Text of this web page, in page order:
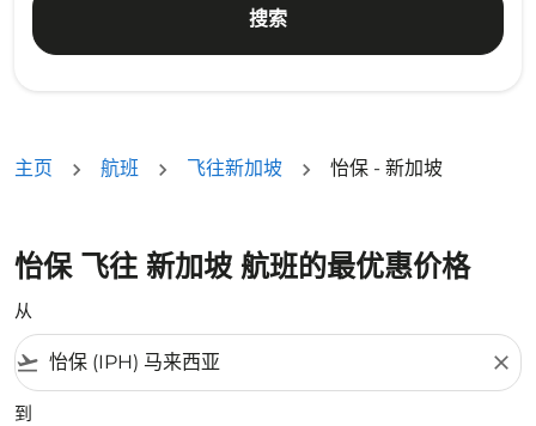
搜索
主页 航班 飞往新加坡 怡保 - 新加坡
怡保 飞往 新加坡 航班的最优惠价格
从
flight_takeoff close
到